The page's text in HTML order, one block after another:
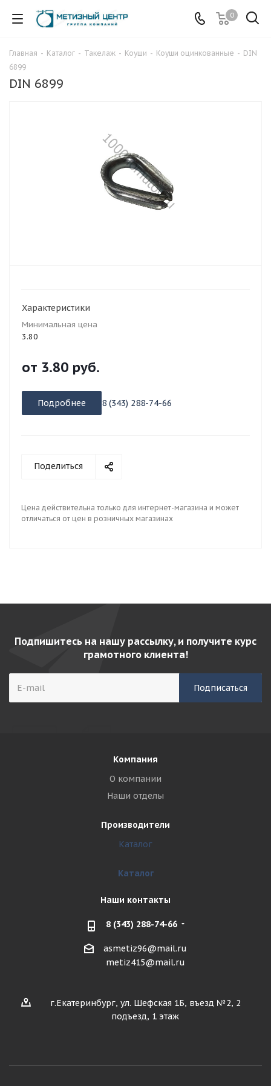
0
Главная - Каталог - Такелаж - Коуши - Коуши оцинкованные - DIN
6899
DIN 6899
Характеристики
Минимальная цена
3.80
от 3.80 руб.
Подробнее 8 (343) 288-74-66
Поделиться
Цена действительна только для интернет-магазина и может
отличаться от цен в розничных магазинах
Подпишитесь на нашу рассылку, и получите курс
грамотного клиента!
Компания
О компании
Наши отделы
Производители
Каталог
Каталог
Наши контакты
8 (343) 288-74-66
asmetiz96@mail.ru
metiz415@mail.ru
г.Екатеринбург, ул. Шефская 1Б, въезд №2, 2
подъезд, 1 этаж